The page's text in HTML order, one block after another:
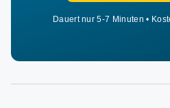
Dauert nur 5-7 Minuten •